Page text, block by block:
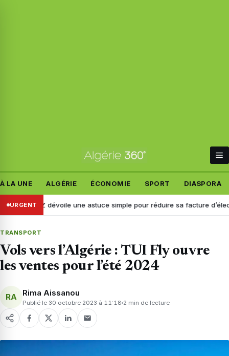
À LA UNE ALGÉRIE ÉCONOMIE SPORT DIASPORA
URGENTdévoile une astuce simple pour réduire sa facture d’électricité
TRANSPORT
Vols vers l’Algérie : TUI Fly ouvre
les ventes pour l’été 2024
RA Rima Aissanou
Publié le 30 octobre 2023 à 11:18 2 min de lecture